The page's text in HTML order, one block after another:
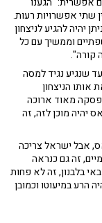
שתי אפשרויות רעות.
יהיה להגיע לניצחון
וממשיך עם כל
קורה".
שנגיע נגיד למסה
אותו הניצחון
מאוד ארוכה
מוכן לזה, זה
אבל ישראל צריכה
זה גם כנראה
בלבנון, זה לא פחות
הרע במיעוטו וכמובן